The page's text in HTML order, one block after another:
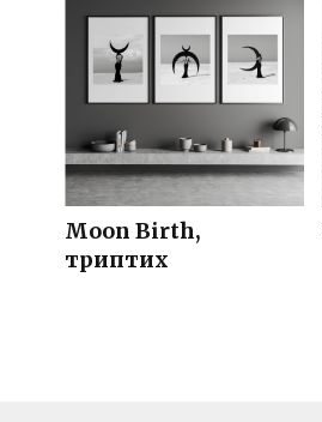
Moon Birth,
триптих